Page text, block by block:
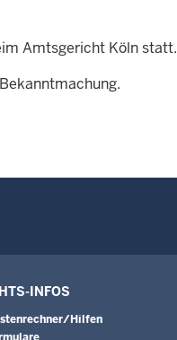
Amtsgericht Köln statt.
INFOS
Hilfen